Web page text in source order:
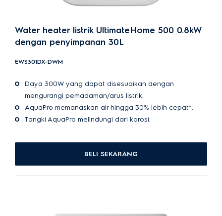
Water heater listrik UltimateHome 500 0.8kW
dengan penyimpanan 30L
EWS301DX-DWM
Daya 300W yang dapat disesuaikan dengan
mengurangi pemadaman/arus listrik.
AquaPro memanaskan air hingga 30% lebih cepat*.
Tangki AquaPro melindungi dari korosi.
BELI SEKARANG